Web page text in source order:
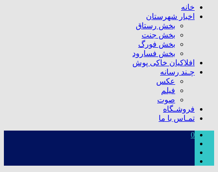
خانه
اخبار شهرستان
بخش رستاق
بخش جنت
بخش فورگ
بخش فسارود
افلاکیان خاکی پوش
چـند رسانه
عکس
فیلم
صوت
فروشـگاه
تمـاس با ما
0